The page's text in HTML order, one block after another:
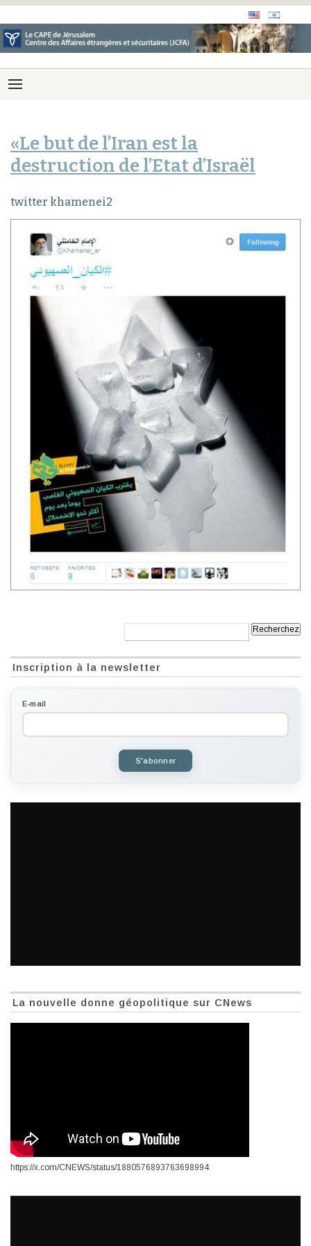
«Le but de l’Iran est la
destruction de l’Etat d’Israël
twitter khamenei2
Recherche:
Inscription à la newsletter
E-mail
S'abonner
La nouvelle donne géopolitique sur CNews
https://x.com/CNEWS/status/1880576893763698994